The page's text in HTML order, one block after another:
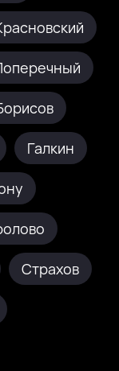
Галкин
Страхов